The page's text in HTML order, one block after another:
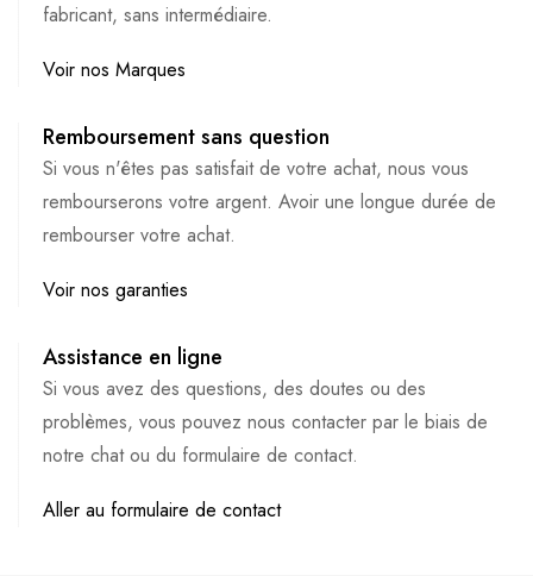
fabricant, sans intermédiaire.
Voir nos Marques
Remboursement sans question
Si vous n'êtes pas satisfait de votre achat, nous vous
rembourserons votre argent. Avoir une longue durée de
rembourser votre achat.
Voir nos garanties
Assistance en ligne
Si vous avez des questions, des doutes ou des
problèmes, vous pouvez nous contacter par le biais de
notre chat ou du formulaire de contact.
Aller au formulaire de contact